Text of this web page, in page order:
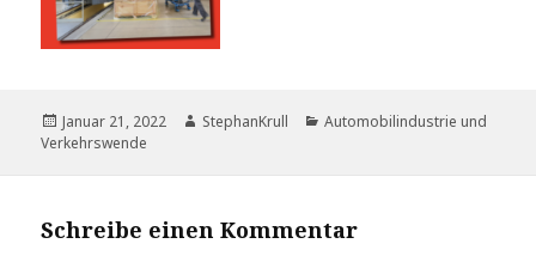
Veröffentlicht
am
Januar 21, 2022 Autor
StephanKrull Kategorien
Automobilindustrie und
Verkehrswende
Schreibe einen Kommentar